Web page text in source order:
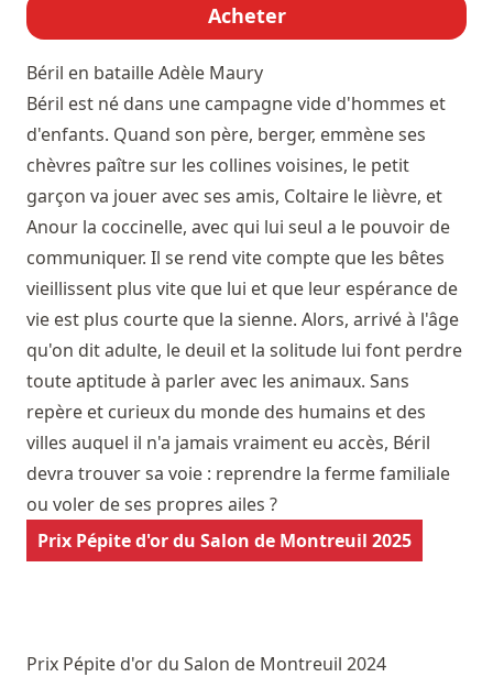
Acheter
Béril en batailleAdèle Maury
Béril est né dans une campagne vide d'hommes et
d'enfants. Quand son père, berger, emmène ses
chèvres paître sur les collines voisines, le petit
garçon va jouer avec ses amis, Coltaire le lièvre, et
Anour la coccinelle, avec qui lui seul a le pouvoir de
communiquer. Il se rend vite compte que les bêtes
vieillissent plus vite que lui et que leur espérance de
vie est plus courte que la sienne. Alors, arrivé à l'âge
qu'on dit adulte, le deuil et la solitude lui font perdre
toute aptitude à parler avec les animaux. Sans
repère et curieux du monde des humains et des
villes auquel il n'a jamais vraiment eu accès, Béril
devra trouver sa voie : reprendre la ferme familiale
ou voler de ses propres ailes ?
Prix Pépite d'or du Salon de Montreuil 2025
Prix Pépite d'or du Salon de Montreuil 2024